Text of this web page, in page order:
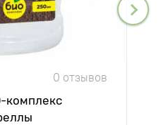
0 отзывов
комплекс